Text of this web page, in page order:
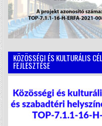
KÖZÖSSÉGI ÉS KULTURÁLIS
FEJLESZTÉSE